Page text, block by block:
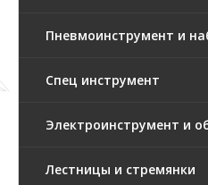
Пневмоинструмент и
Спец инструмент
Электроинструмент и
Лестницы и стремянки